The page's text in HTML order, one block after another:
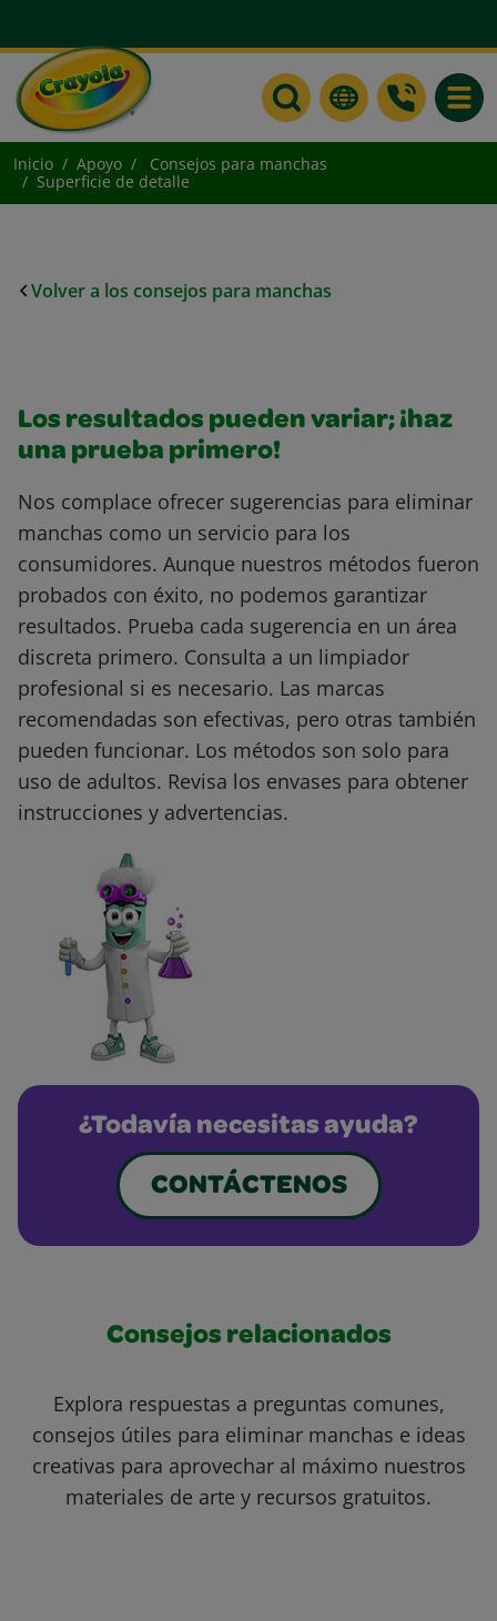
Inicio Apoyo
Consejos para manchas
Superficie de detalle
Volver a los consejos para manchas
Los resultados pueden variar; ¡haz
una prueba primero!
Nos complace ofrecer sugerencias para eliminar
manchas como un servicio para los
consumidores. Aunque nuestros métodos fueron
probados con éxito, no podemos garantizar
resultados. Prueba cada sugerencia en un área
discreta primero. Consulta a un limpiador
profesional si es necesario. Las marcas
recomendadas son efectivas, pero otras también
pueden funcionar. Los métodos son solo para
uso de adultos. Revisa los envases para obtener
instrucciones y advertencias.
¿Todavía necesitas ayuda?
CONTÁCTENOS
Consejos relacionados
Explora respuestas a preguntas comunes,
consejos útiles para eliminar manchas e ideas
creativas para aprovechar al máximo nuestros
materiales de arte y recursos gratuitos.